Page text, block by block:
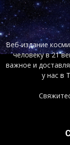
Веб-издание
человеку в 21
важное и
у нас в